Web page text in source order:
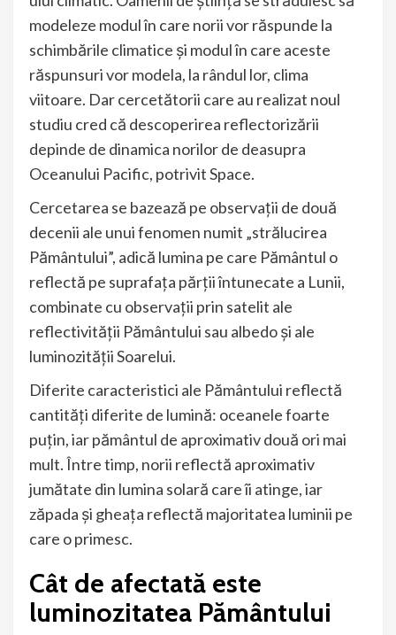
modeleze modul în care norii vor răspunde la
schimbările climatice şi modul în care aceste
răspunsuri vor modela, la rândul lor, clima
viitoare. Dar cercetătorii care au realizat noul
studiu cred că descoperirea reflectorizării
depinde de dinamica norilor de deasupra
Oceanului Pacific, potrivit Space.
Cercetarea se bazează pe observaţii de două
decenii ale unui fenomen numit „strălucirea
Pământului”, adică lumina pe care Pământul o
reflectă pe suprafaţa părţii întunecate a Lunii,
combinate cu observaţii prin satelit ale
reflectivităţii Pământului sau albedo şi ale
luminozităţii Soarelui.
Diferite caracteristici ale Pământului reflectă
cantităţi diferite de lumină: oceanele foarte
puţin, iar pământul de aproximativ două ori mai
mult. Între timp, norii reflectă aproximativ
jumătate din lumina solară care îi atinge, iar
zăpada şi gheaţa reflectă majoritatea luminii pe
care o primesc.
Cât de afectată este
luminozitatea Pământului